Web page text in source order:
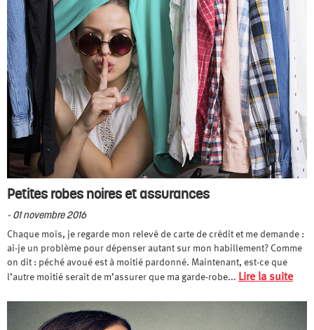
Petites robes noires et assurances
- 01 novembre 2016
Chaque mois, je regarde mon relevé de carte de crédit et me demande :
ai-je un problème pour dépenser autant sur mon habillement? Comme
on dit : péché avoué est à moitié pardonné. Maintenant, est-ce que
l’autre moitié serait de m’assurer que ma garde-robe... Lire la suite